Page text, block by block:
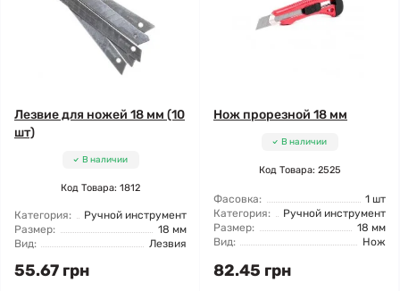
Лезвие для ножей 18 мм (10
шт)
В наличии
Код Товара: 1812
Категория:
Ручной инструмент
Размер:
18 мм
Вид:
Лезвия
55.67 грн
Нож прорезной 18 мм
В наличии
Код Товара: 2525
Фасовка:
1 шт
Категория:
Ручной инструмент
Размер:
18 мм
Вид:
Нож
82.45 грн